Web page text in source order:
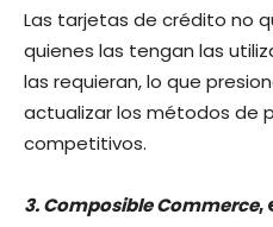
Las tarjetas de crédito no
quienes las tengan las
las requieran, lo que
actualizar los métodos de
competitivos.
3. Composible Commerce,